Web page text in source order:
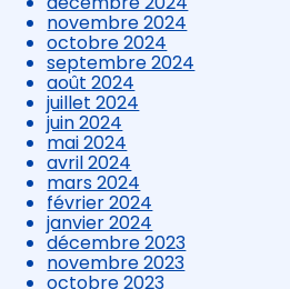
novembre 2024
octobre 2024
septembre 2024
août 2024
juillet 2024
juin 2024
mai 2024
avril 2024
mars 2024
février 2024
janvier 2024
décembre 2023
novembre 2023
octobre 2023